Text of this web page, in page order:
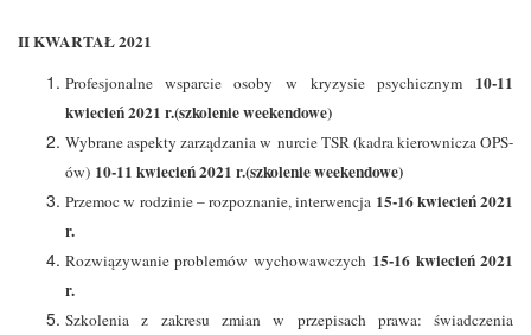
II KWARTAŁ 2021
Profesjonalne wsparcie osoby w kryzysie psychicznym 10-11
kwiecień 2021 r.(szkolenie weekendowe)
Wybrane aspekty zarządzania w nurcie TSR (kadra kierownicza OPS-
ów) 10-11 kwiecień 2021 r.(szkolenie weekendowe)
Przemoc w rodzinie – rozpoznanie, interwencja 15-16 kwiecień 2021
r.
Rozwiązywanie problemów wychowawczych 15-16 kwiecień 2021
r.
Szkolenia z zakresu zmian w przepisach prawa: świadczenia